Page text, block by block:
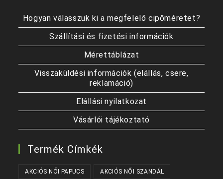
Hogyan válasszuk ki a megfelelő cipőméretet?
Szállítási és fizetési információk
Mérettáblázat
Visszaküldési információk (elállás, csere,
reklamáció)
Elállási nyilatkozat
Vásárlói tájékoztató
Termék Címkék
AKCIÓS NŐI PAPUCS AKCIÓS NŐI SZANDÁL